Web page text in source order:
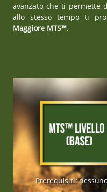
avanzato che ti permette
allo stesso tempo ti
Maggiore MTS™.
Prerequisiti: